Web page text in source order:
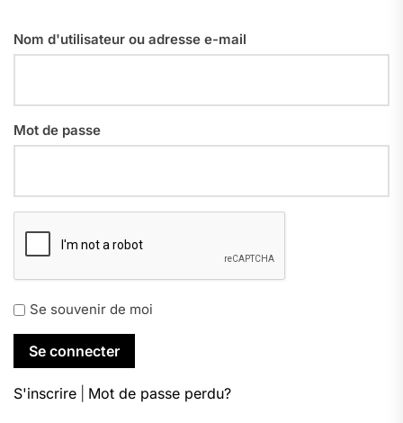
Nom d'utilisateur ou adresse e-mail
Mot de passe
Se souvenir de moi
S'inscrire Mot de passe perdu?